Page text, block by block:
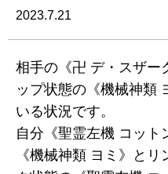
2023.7.21
相手の《卍 デ・スザー
ップ状態の《機械神類
いる状況です。
自分《聖霊左機 コット
《機械神類 ヨミ》と